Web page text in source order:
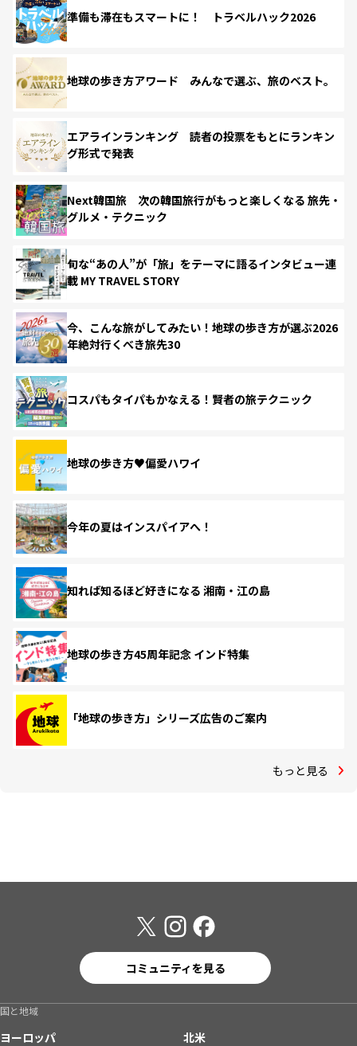
準備も滞在もスマートに！ トラベルハック2026
地球の歩き方アワード みんなで選ぶ、旅のベスト。
エアラインランキング 読者の投票をもとにランキン
グ形式で発表
Next韓国旅 次の韓国旅行がもっと楽しくなる 旅先・
グルメ・テクニック
旬な“あの人”が「旅」をテーマに語るインタビュー連
載 MY TRAVEL STORY
今、こんな旅がしてみたい！地球の歩き方が選ぶ2026
年絶対行くべき旅先30
コスパもタイパもかなえる！賢者の旅テクニック
地球の歩き方♥偏愛ハワイ
今年の夏はインスパイアへ！
知れば知るほど好きになる 湘南・江の島
地球の歩き方45周年記念 インド特集
「地球の歩き方」シリーズ広告のご案内
もっと見る
コミュニティを見る
国と地域
ヨーロッパ
北米